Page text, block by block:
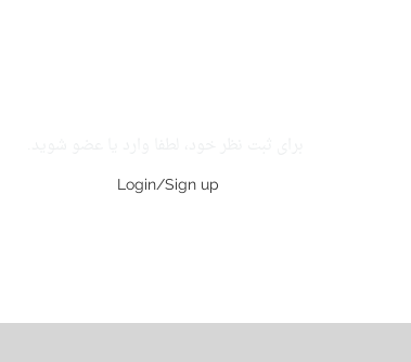
Login/Sign up